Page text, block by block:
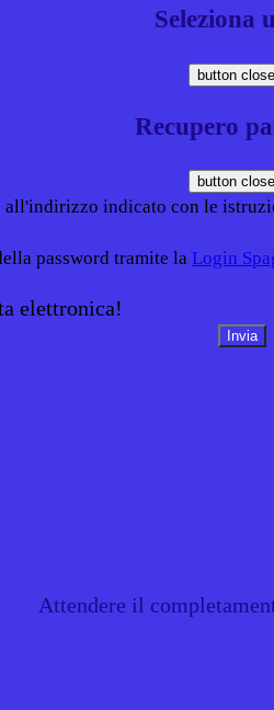
Seleziona
button close
Recupero
button close
all'indirizzo indicato con le
password tramite la Login
elettronica!
Attendere il